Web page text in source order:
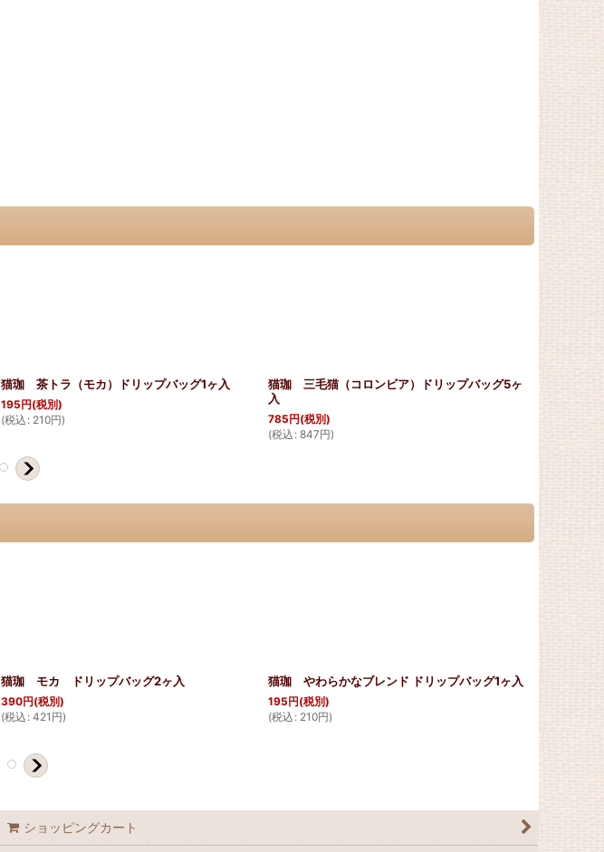
猫珈 茶トラ（モカ）ドリップバッグ1ヶ入
195円(税別)
(税込 : 210円)
猫珈 三毛猫（コロンビア）ドリップバッグ5ヶ
入
785円(税別)
(税込 : 847円)
猫珈 モカ ドリップバッグ2ヶ入
390円(税別)
(税込 : 421 円)
猫珈 やわらかなブレンド ドリップバッグ1ヶ入
195円(税別)
(税込 : 210円)
ショッピングカート